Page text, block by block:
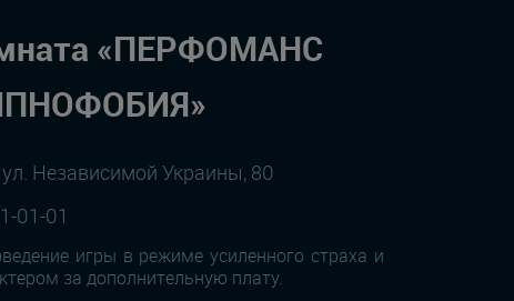
«ПЕРФОМАНС
Независимой Украины, 80
01-01
игры в режиме усиленного страха и
за дополнительную плату.